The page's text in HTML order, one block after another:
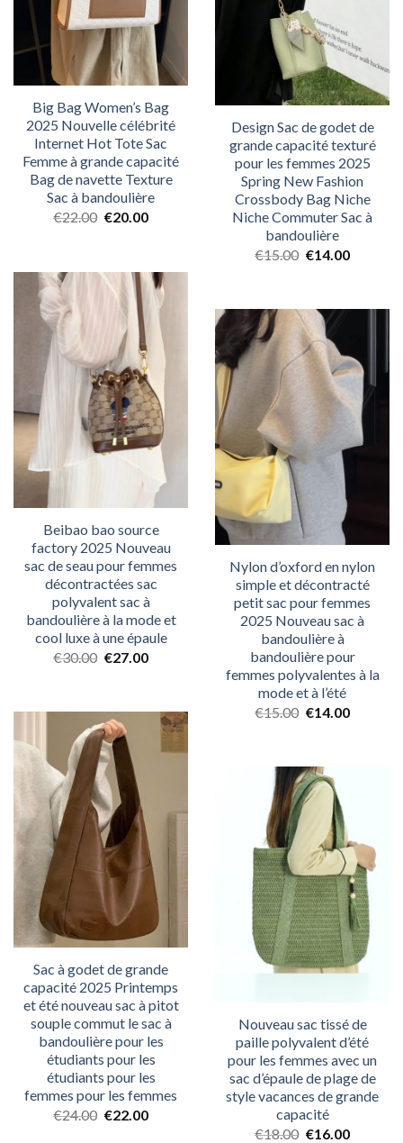
Big Bag Women’s Bag
2025 Nouvelle célébrité
Internet Hot Tote Sac
Femme à grande capacité
Bag de navette Texture
Sac à bandoulière
€22.00 €20.00
Design Sac de godet de
grande capacité texturé
pour les femmes 2025
Spring New Fashion
Crossbody Bag Niche
Niche Commuter Sac à
bandoulière
€15.00 €14.00
Beibao bao source
factory 2025 Nouveau
sac de seau pour femmes
décontractées sac
polyvalent sac à
bandoulière à la mode et
cool luxe à une épaule
€30.00 €27.00
Nylon d’oxford en nylon
simple et décontracté
petit sac pour femmes
2025 Nouveau sac à
bandoulière à
bandoulière pour
femmes polyvalentes à la
mode et à l’été
€15.00 €14.00
Sac à godet de grande
capacité 2025 Printemps
et été nouveau sac à pitot
souple commut le sac à
bandoulière pour les
étudiants pour les
étudiants pour les
femmes pour les femmes
€24.00 €22.00
Nouveau sac tissé de
paille polyvalent d’été
pour les femmes avec un
sac d’épaule de plage de
style vacances de grande
capacité
€18.00 €16.00